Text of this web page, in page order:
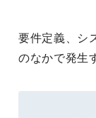
要件定義、シ
のなかで発生